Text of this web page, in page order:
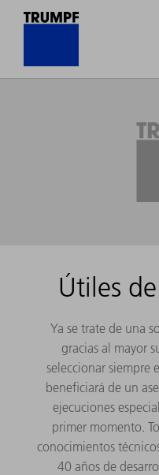
Útiles
Ya se trate de una
gracias al mayor
seleccionar siempre
beneficiará de un
ejecuciones
primer momento.
conocimientos
40 años de